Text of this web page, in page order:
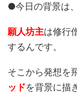
●今日の背景は
願人坊主は修行
するんです。
そこから発想を
ッドを背景に描